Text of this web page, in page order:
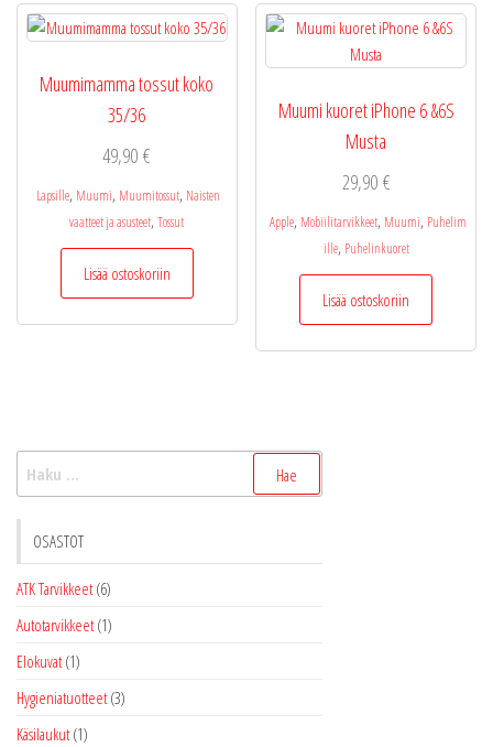
Voit
valinnat
sivulla.
Muumimamma tossut koko
35/36
49,90€
Lapsille, Muumi, Muumitossut, Naisten
vaatteet ja asusteet, Tossut
Lisää ostoskoriin
Muumi kuoret iPhone 6 &6S
Musta
29,90 €
Apple, Mobiilitarvikkeet, Muumi, Puhelim
ille, Puhelinkuoret
Lisää ostoskoriin
OSASTOT
ATK Tarvikkeet (6)
Autotarvikkeet (1)
Elokuvat (1)
Hygieniatuotteet (3)
Käsilaukut (1)